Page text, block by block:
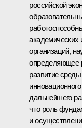
российской
академических
организаций,
определяющее
развитие среды
дальнейшего
что роль
и